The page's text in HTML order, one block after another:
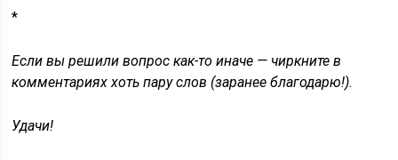
*
Если вы решили вопрос как-то иначе — чиркните в
комментариях хоть пару слов (заранее благодарю!).
Удачи!